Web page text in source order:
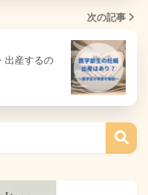
次の記事
出産するの